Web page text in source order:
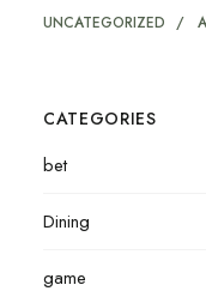
UNCATEGORIZED
CATEGORIES
bet
Dining
game